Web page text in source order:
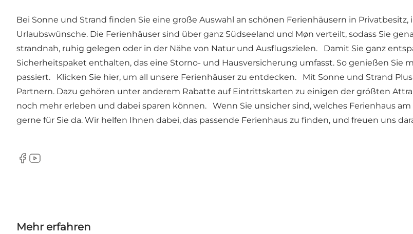
Bei Sonne und Strand finden Sie eine große Auswahl an schönen Ferienhäusern in
Urlaubswünsche. Die Ferienhäuser sind über ganz Südseeland und Møn verteilt, sodass Sie
strandnah, ruhig gelegen oder in der Nähe von Natur und Ausflugszielen. Damit Sie ganz
Sicherheitspaket enthalten, das eine Storno- und Hausversicherung umfasst. So genießen Sie
passiert. Klicken Sie hier, um all unsere Ferienhäuser zu entdecken. Mit Sonne und Strand
Partnern. Dazu gehören unter anderem Rabatte auf Eintrittskarten zu einigen der größten
noch mehr erleben und dabei sparen können. Wenn Sie unsicher sind, welches Ferienhaus
gerne für Sie da. Wir helfen Ihnen dabei, das passende Ferienhaus zu finden, und freuen uns
Facebook
YouTube
Mehr erfahren